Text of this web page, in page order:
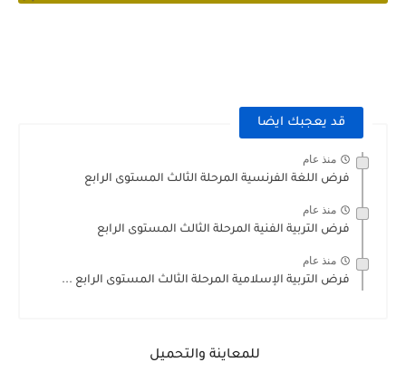
قد يعجبك ايضا
منذ عام
فرض اللغة الفرنسية المرحلة الثالث المستوى الرابع
منذ عام
فرض التربية الفنية المرحلة الثالث المستوى الرابع
منذ عام
فرض التربية الإسلامية المرحلة الثالث المستوى الرابع ...
للمعاينة والتحميل